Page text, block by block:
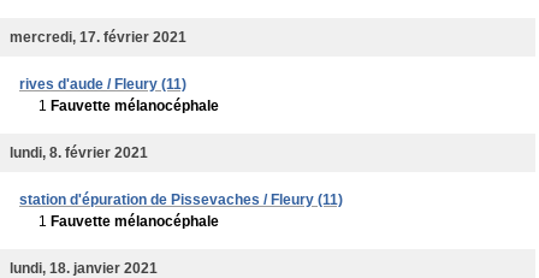
mercredi, 17. février 2021
rives d'aude / Fleury (11)
1 Fauvette mélanocéphale
lundi, 8. février 2021
station d'épuration de Pissevaches / Fleury (11)
1 Fauvette mélanocéphale
lundi, 18. janvier 2021